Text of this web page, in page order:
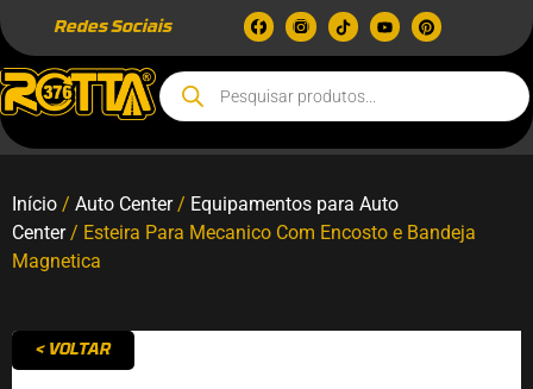
Redes Sociais
Início / Auto Center/ Equipamentos para Auto
Center/ Esteira Para Mecanico Com Encosto e Bandeja
Magnetica
< VOLTAR